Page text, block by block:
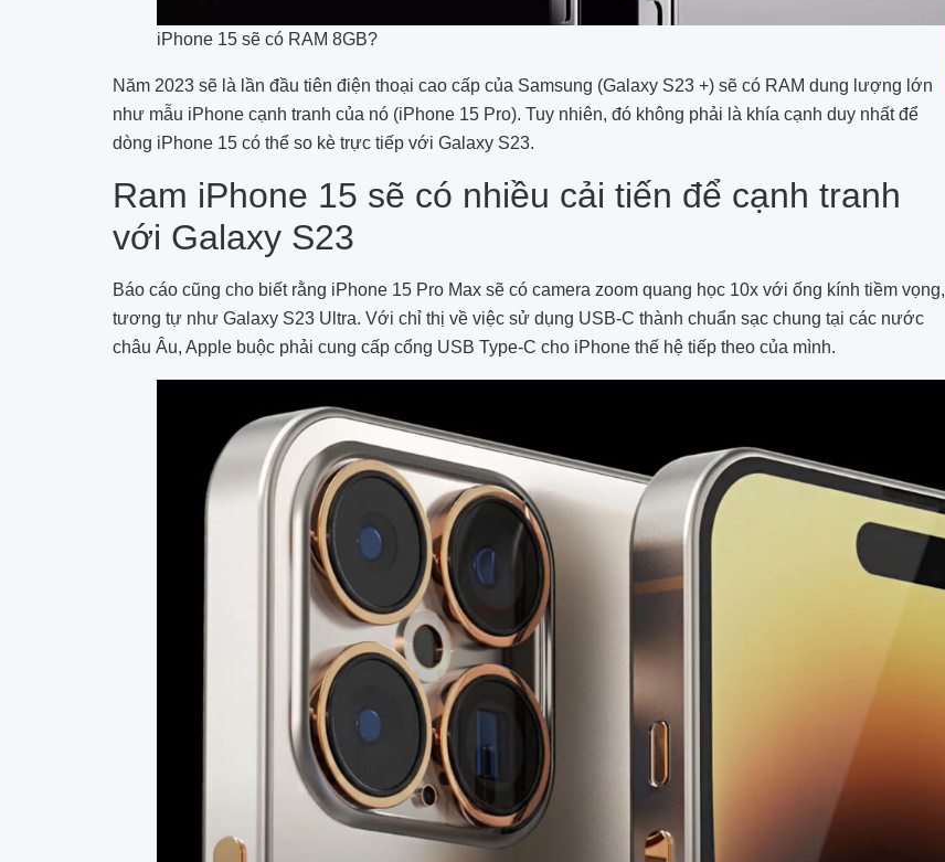
iPhone 15 sẽ có RAM 8GB?
Năm 2023 sẽ là lần đầu tiên điện thoại cao cấp của Samsung (Galaxy S23 +) sẽ có RAM dung lượng lớn
như mẫu iPhone cạnh tranh của nó (iPhone 15 Pro). Tuy nhiên, đó không phải là khía cạnh duy nhất để
dòng iPhone 15 có thể so kè trực tiếp với Galaxy S23.
Ram iPhone 15 sẽ có nhiều cải tiến để cạnh tranh
với Galaxy S23
Báo cáo cũng cho biết rằng iPhone 15 Pro Max sẽ có camera zoom quang học 10x với ống kính tiềm vọng,
tương tự như Galaxy S23 Ultra. Với chỉ thị về việc sử dụng USB-C thành chuẩn sạc chung tại các nước
châu Âu, Apple buộc phải cung cấp cổng USB Type-C cho iPhone thế hệ tiếp theo của mình.